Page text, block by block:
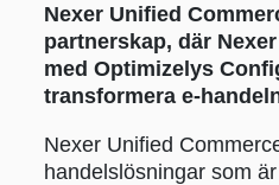
Nexer Unified
partnerskap, där
med Optimizelys
transformera e-
Nexer Unified
handelslösningar som